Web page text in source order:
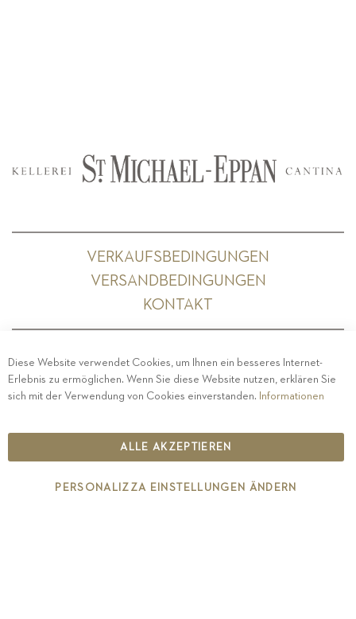
VERKAUFSBEDINGUNGEN
VERSANDBEDINGUNGEN
KONTAKT
PRIVACY-IMPRESSUM- COOKIE POLICY-
ETHISCHER KODEX
IT00126670215
Diese Website verwendet Cookies, um Ihnen ein besseres Internet-
Erlebnis zu ermöglichen. Wenn Sie diese Website nutzen, erklären Sie
sich mit der Verwendung von Cookies einverstanden. Informationen
ALLE AKZEPTIEREN
PERSONALIZZA EINSTELLUNGEN ÄNDERN